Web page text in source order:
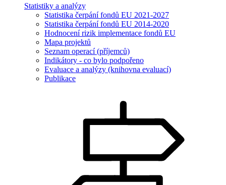
Statistiky a analýzy
Statistika čerpání fondů EU 2021-2027
Statistika čerpání fondů EU 2014-2020
Hodnocení rizik implementace fondů EU
Mapa projektů
Seznam operací (příjemců)
Indikátory - co bylo podpořeno
Evaluace a analýzy (knihovna evaluací)
Publikace